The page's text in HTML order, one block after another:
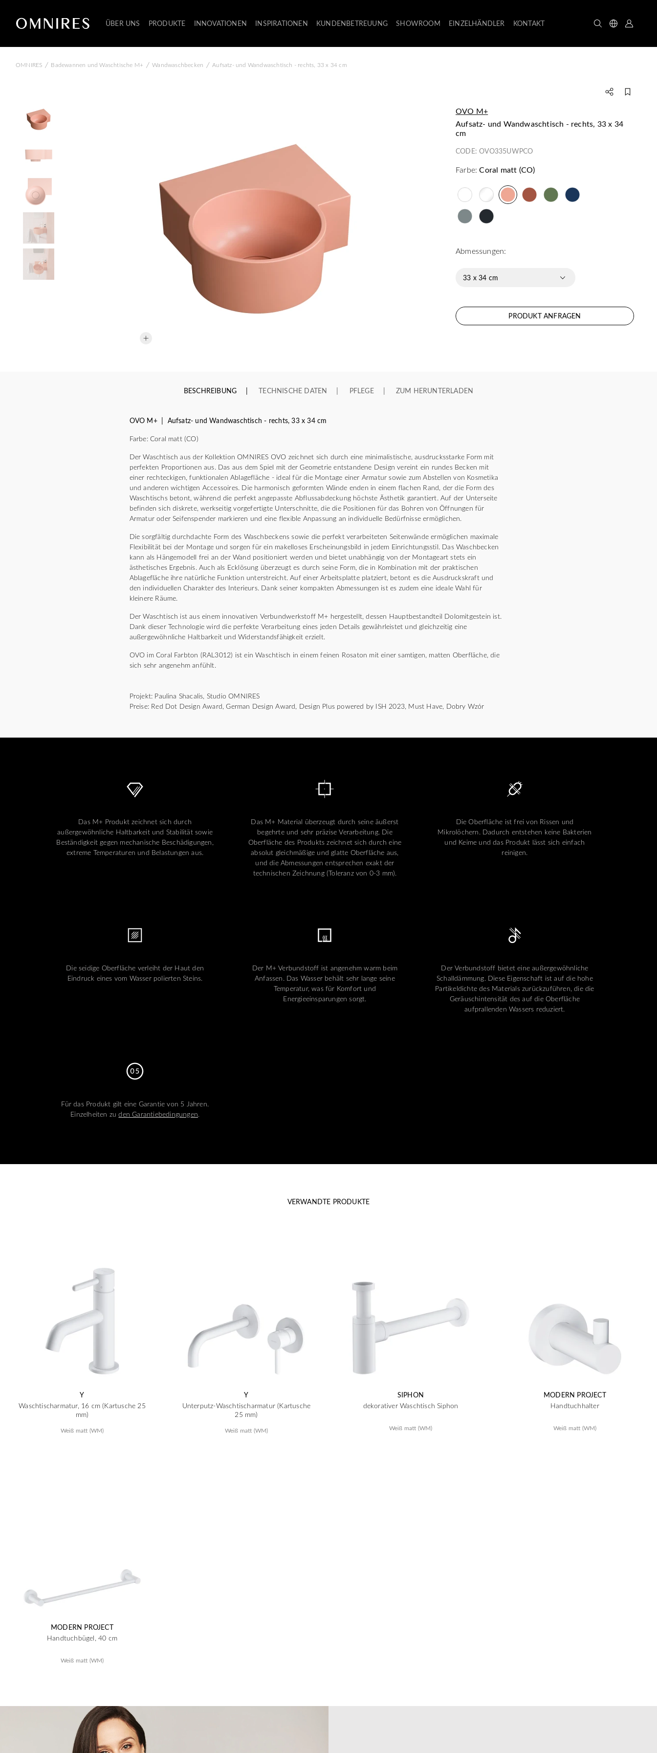
ÜBER UNS PRODUKTE INNOVATIONEN INSPIRATIONEN KUNDENBETREUUNG SHOWROOM EINZELHÄNDLER KONTAKT
OMNIRES / Badewannen und Waschtische M+ / Wandwaschbecken / Aufsatz- und Wandwaschtisch - rechts, 33 x 34 cm
OVO M+
Aufsatz- und Wandwaschtisch - rechts, 33 x 34
cm
CODE:OVO335UWPCO
Farbe: Coral matt (CO)
Abmessungen:
33 x 34 cm
PRODUKT ANFRAGEN
BESCHREIBUNG TECHNISCHE DATEN PFLEGE ZUM HERUNTERLADEN
OVO M+ | Aufsatz- und Wandwaschtisch - rechts, 33 x 34 cm
Farbe: Coral matt (CO)
Der Waschtisch aus der Kollektion OMNIRES OVO zeichnet sich durch eine minimalistische, ausdrucksstarke Form mit
perfekten Proportionen aus. Das aus dem Spiel mit der Geometrie entstandene Design vereint ein rundes Becken mit
einer rechteckigen, funktionalen Ablagefläche - ideal für die Montage einer Armatur sowie zum Abstellen von Kosmetika
und anderen wichtigen Accessoires. Die harmonisch geformten Wände enden in einem flachen Rand, der die Form des
Waschtischs betont, während die perfekt angepasste Abflussabdeckung höchste Ästhetik garantiert. Auf der Unterseite
befinden sich diskrete, werkseitig vorgefertigte Unterschnitte, die die Positionen für das Bohren von Öffnungen für
Armatur oder Seifenspender markieren und eine flexible Anpassung an individuelle Bedürfnisse ermöglichen.
Die sorgfältig durchdachte Form des Waschbeckens sowie die perfekt verarbeiteten Seitenwände ermöglichen maximale
Flexibilität bei der Montage und sorgen für ein makelloses Erscheinungsbild in jedem Einrichtungsstil. Das Waschbecken
kann als Hängemodell frei an der Wand positioniert werden und bietet unabhängig von der Montageart stets ein
ästhetisches Ergebnis. Auch als Ecklösung überzeugt es durch seine Form, die in Kombination mit der praktischen
Ablagefläche ihre natürliche Funktion unterstreicht. Auf einer Arbeitsplatte platziert, betont es die Ausdruckskraft und
den individuellen Charakter des Interieurs. Dank seiner kompakten Abmessungen ist es zudem eine ideale Wahl für
kleinere Räume.
Der Waschtisch ist aus einem innovativen Verbundwerkstoff M+ hergestellt, dessen Hauptbestandteil Dolomitgestein ist.
Dank dieser Technologie wird die perfekte Verarbeitung eines jeden Details gewährleistet und gleichzeitig eine
außergewöhnliche Haltbarkeit und Widerstandsfähigkeit erzielt.
OVO im Coral Farbton (RAL3012) ist ein Waschtisch in einem feinen Rosaton mit einer samtigen, matten Oberfläche, die
sich sehr angenehm anfühlt.
Projekt: Paulina Shacalis, Studio OMNIRES
Preise: Red Dot Design Award, German Design Award, Design Plus powered by ISH 2023, Must Have, Dobry Wzór
Das M+ Produkt zeichnet sich durch
außergewöhnliche Haltbarkeit und Stabilität sowie
Beständigkeit gegen mechanische Beschädigungen,
extreme Temperaturen und Belastungen aus.
Das M+ Material überzeugt durch seine äußerst
begehrte und sehr präzise Verarbeitung. Die
Oberfläche des Produkts zeichnet sich durch eine
absolut gleichmäßige und glatte Oberfläche aus,
und die Abmessungen entsprechen exakt der
technischen Zeichnung (Toleranz von 0-3 mm).
Die Oberfläche ist frei von Rissen und
Mikrolöchern. Dadurch entstehen keine Bakterien
und Keime und das Produkt lässt sich einfach
reinigen.
Die seidige Oberfläche verleiht der Haut den
Eindruck eines vom Wasser polierten Steins.
Der M+ Verbundstoff ist angenehm warm beim
Anfassen. Das Wasser behält sehr lange seine
Temperatur, was für Komfort und
Energieeinsparungen sorgt.
Der Verbundstoff bietet eine außergewöhnliche
Schalldämmung. Diese Eigenschaft ist auf die hohe
Partikeldichte des Materials zurückzuführen, die die
Geräuschintensität des auf die Oberfläche
aufprallenden Wassers reduziert.
Für das Produkt gilt eine Garantie von 5 Jahren.
Einzelheiten zuden Garantiebedingungen.
VERWANDTE PRODUKTE
Y
Waschtischarmatur, 16 cm (Kartusche 25
mm)
Weiß matt (WM)
Y
Unterputz-Waschtischarmatur (Kartusche
25 mm)
Weiß matt (WM)
SIPHON
dekorativer Waschtisch Siphon
Weiß matt (WM)
MODERN PROJECT
Handtuchhalter
Weiß matt (WM)
MODERN PROJECT
Handtuchbügel, 40 cm
Weiß matt (WM)